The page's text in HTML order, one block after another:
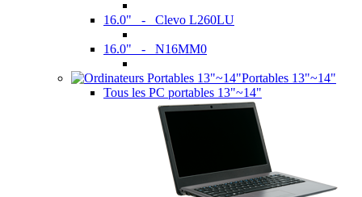
16.0" - Clevo L260LU
16.0" - N16MM0
Portables 13"~14"
Tous les PC portables 13"~14"